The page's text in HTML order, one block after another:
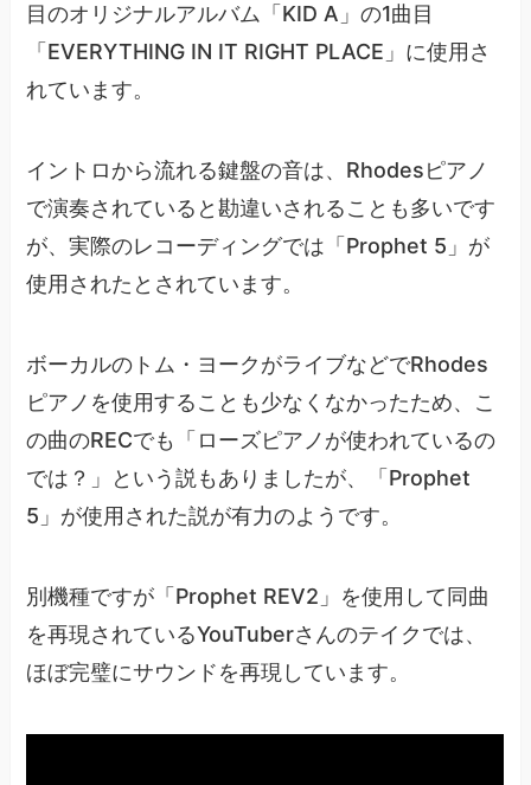
目のオリジナルアルバム「KID A」の1曲目
「EVERYTHING IN IT RIGHT PLACE」に使用さ
れています。
イントロから流れる鍵盤の音は、Rhodesピアノ
で演奏されていると勘違いされることも多いです
が、実際のレコーディングでは「Prophet 5」が
使用されたとされています。
ボーカルのトム・ヨークがライブなどでRhodes
ピアノを使用することも少なくなかったため、こ
の曲のRECでも「ローズピアノが使われているの
では？」という説もありましたが、「Prophet
5」が使用された説が有力のようです。
別機種ですが「Prophet REV2」を使用して同曲
を再現されているYouTuberさんのテイクでは、
ほぼ完璧にサウンドを再現しています。